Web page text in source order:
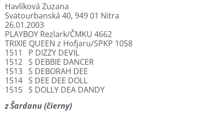
Havlíková Zuzana
Svätourbanská 40, 949 01 Nitra
26.01.2003
PLAYBOY Rezlark/ČMKU 4662
TRIXIE QUEEN z Hofjaru/SPKP 1058
1511 P DIZZY DEVIL
1512 S DEBBIE DANCER
1513 S DEBORAH DEE
1514 S DEE DEE DOLL
1515 S DOLLY DEA DANDY
z Šardanu (čierny)